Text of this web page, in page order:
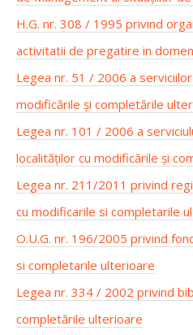
H.G. nr. 308 / 1995 privind
activitatii de pregatire in
Legea nr. 51 / 2006 a
modificările și completările
Legea nr. 101 / 2006 a
localităților cu modificările și
Legea nr. 211/2011 privind
cu modificarile si completarile
O.U.G. nr. 196/2005 privind
si completarile ulterioare
Legea nr. 334 / 2002 privind
completările ulterioare